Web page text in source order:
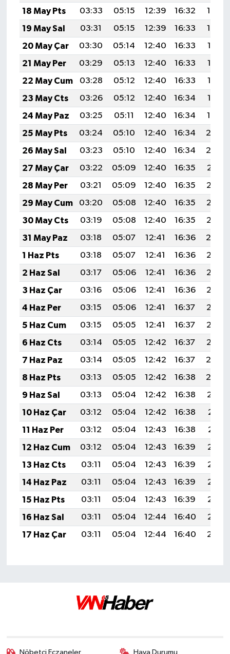
18 May Pts
03:33 05:15 12:39 16:32
19:54
19 May Sal
03:31 05:15 12:39 16:33
19:54
20 May Çar
03:30 05:14 12:40 16:33
19:55
21 May Per
03:29 05:13 12:40 16:33
19:56
22 May Cum
03:28 05:12 12:40 16:33
19:57
23 May Cts
03:26 05:12 12:40 16:34
19:58
24 May Paz
03:25 05:11 12:40 16:34
19:59
25 May Pts
03:24 05:10 12:40 16:34
20:00
26 May Sal
03:23 05:10 12:40 16:34
20:00
27 May Çar
03:22 05:09 12:40 16:35
20:01
28 May Per
03:21 05:09 12:40 16:35
20:02
29 May Cum
03:20 05:08 12:40 16:35
20:03
30 May Cts
03:19 05:08 12:40 16:35
20:03
31 May Paz
03:18 05:07 12:41 16:36
20:04
1 Haz Pts
03:18 05:07 12:41 16:36
20:05
2 Haz Sal
03:17 05:06 12:41 16:36
20:06
3 Haz Çar
03:16 05:06 12:41 16:36
20:06
4 Haz Per
03:15 05:06 12:41 16:37
20:07
5 Haz Cum
03:15 05:05 12:41 16:37
20:08
6 Haz Cts
03:14 05:05 12:42 16:37
20:08
7 Haz Paz
03:14 05:05 12:42 16:37
20:09
8 Haz Pts
03:13 05:05 12:42 16:38
20:09
9 Haz Sal
03:13 05:04 12:42 16:38
20:10
10 Haz Çar
03:12 05:04 12:42 16:38
20:11
11 Haz Per
03:12 05:04 12:43 16:38
20:11
12 Haz Cum
03:12 05:04 12:43 16:39
20:12
13 Haz Cts
03:11 05:04 12:43 16:39
20:12
14 Haz Paz
03:11 05:04 12:43 16:39
20:12
15 Haz Pts
03:11 05:04 12:43 16:39
20:13
16 Haz Sal
03:11 05:04 12:44 16:40
20:13
17 Haz Çar
03:11 05:04 12:44 16:40 20:14
Nöbetçi Eczaneler Hava Durumu